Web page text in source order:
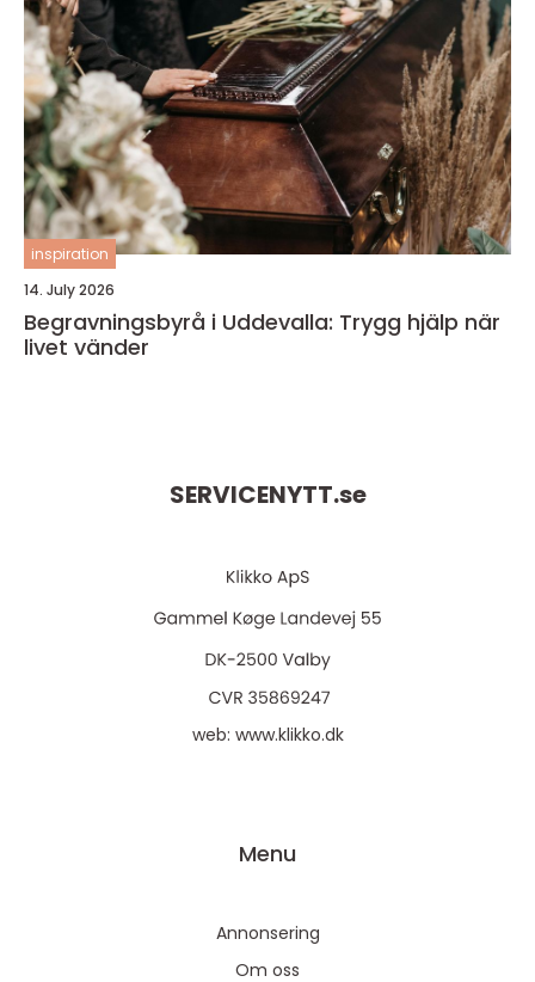
inspiration
14. July 2026
Begravningsbyrå i Uddevalla: Trygg hjälp när
livet vänder
SERVICENYTT.se
web: www.klikko.dk
Menu
Annonsering
Om oss